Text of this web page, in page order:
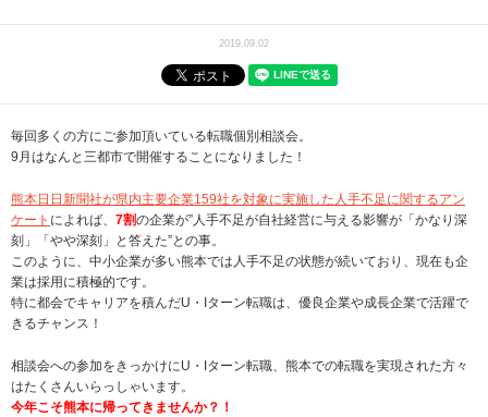
2019.09.02
毎回多くの方にご参加頂いている転職個別相談会。
9月はなんと三都市で開催することになりました！
熊本日日新聞社が県内主要企業159社を対象に実施した人手不足に関するアン
ケート によれば、 7割の企業が”人手不足が自社経営に与える影響が「かなり深
刻」「やや深刻」と答えた”との事。
このように、中小企業が多い熊本では人手不足の状態が続いており、現在も企
業は採用に積極的です。
特に都会でキャリアを積んだU・Iターン転職は、優良企業や成長企業で活躍で
きるチャンス！
相談会への参加をきっかけにU・Iターン転職、熊本での転職を実現された方々
はたくさんいらっしゃいます。
今年こそ熊本に帰ってきませんか？！